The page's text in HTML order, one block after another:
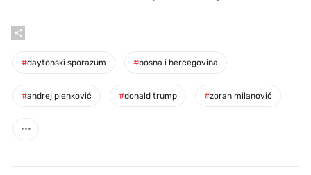
#daytonski sporazum #bosna i hercegovina
#andrej plenković #donald trump #zoran milanović